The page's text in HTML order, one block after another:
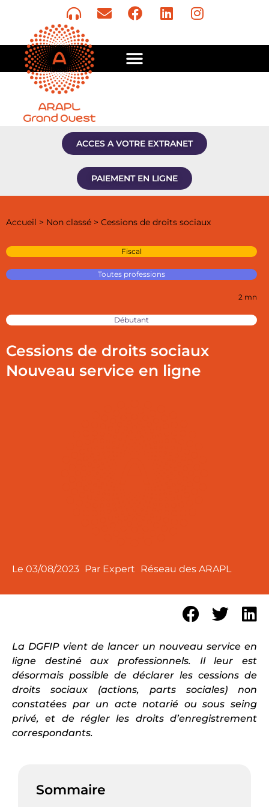
ACCES A VOTRE EXTRANET
PAIEMENT EN LIGNE
Accueil > Non classé > Cessions de droits sociaux
Fiscal
Toutes professions
2 mn
Débutant
Cessions de droits sociaux
Nouveau service en ligne
Le 03/08/2023 Par Expert Réseau des ARAPL
La DGFIP vient de lancer un nouveau service en
ligne destiné aux professionnels. Il leur est
désormais possible de déclarer les cessions de
droits sociaux (actions, parts sociales) non
constatées par un acte notarié ou sous seing
privé, et de régler les droits d’enregistrement
correspondants.
Sommaire